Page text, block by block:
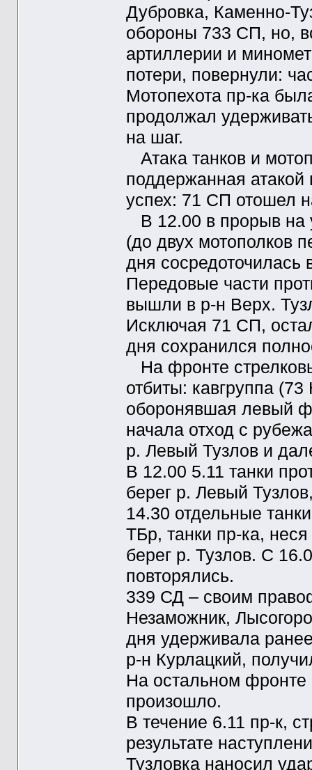
Дубровка, Каменно-
обороны 733 СП, но,
артиллерии и
потери, повернули:
Мотопехота пр-ка
продолжал
на шаг.
Атака танков и
поддержанная
успех: 71 СП отошел
В 12.00 в прорыв на
(до двух мотополков
дня сосредоточилась
Передовые части
вышли в р-н Верх.
Исключая 71 СП,
дня сохранился
На фронте
отбиты: кавгруппа
оборонявшая левый
начала отход с
р. Левый Тузлов и
В 12.00 5.11 танки
берег р. Левый
14.30 отдельные
ТБр, танки пр-ка,
берег р. Тузлов. С
повторялись.
339 СД – своим
Незаможник,
дня удерживала
р-н Курлацкий,
На остальном
произошло.
В течение 6.11 пр-к,
результате
Тузловка наносил